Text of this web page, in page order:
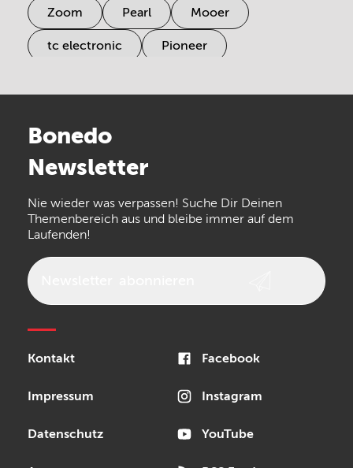
Zoom Pearl Mooer
tc electronic Pioneer
Arturia
the t.bone
Walrus Audio Epiphone
Bonedo
Newsletter
Nie wieder was verpassen! Suche Dir Deinen
Themenbereich aus und bleibe immer auf dem
Laufenden!
Kontakt
Impressum
Datenschutz
Facebook
Instagram
YouTube